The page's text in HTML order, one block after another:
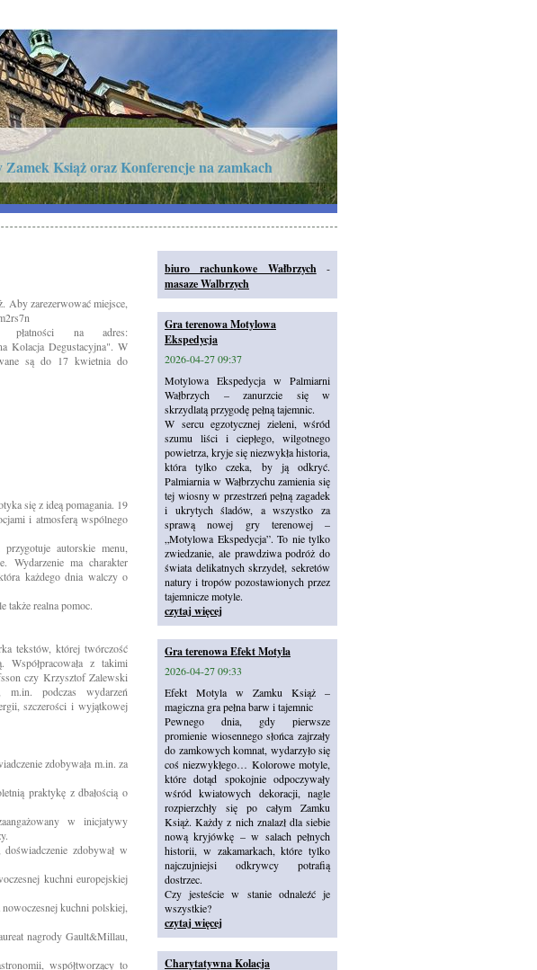
Książ oraz Konferencje na zamkach
Aby zarezerwować miejsce,
płatności na adres:
Kolacja Degustacyjna". W
są do 17 kwietnia do
się z ideą pomagania. 19
i atmosferą wspólnego
autorskie menu,
Wydarzenie ma charakter
każdego dnia walczy o
także realna pomoc.
tekstów, której twórczość
Współpracowała z takimi
czy Krzysztof Zalewski
m.in. podczas wydarzeń
szczerości i wyjątkowej
zdobywała m.in. za
praktykę z dbałością o
w inicjatywy
zdobywał w
kuchni europejskiej
kuchni polskiej,
nagrody Gault&Millau,
współtworzący to
biuro rachunkowe Wałbrzych -
masaze Walbrzych
Gra terenowa Motylowa
Ekspedycja
2026-04-27 09:37
Motylowa Ekspedycja w Palmiarni
Wałbrzych – zanurzcie się w
skrzydlatą przygodę pełną tajemnic.
W sercu egzotycznej zieleni, wśród
szumu liści i ciepłego, wilgotnego
powietrza, kryje się niezwykła historia,
która tylko czeka, by ją odkryć.
Palmiarnia w Wałbrzychu zamienia się
tej wiosny w przestrzeń pełną zagadek
i ukrytych śladów, a wszystko za
sprawą nowej gry terenowej –
„Motylowa Ekspedycja”. To nie tylko
zwiedzanie, ale prawdziwa podróż do
świata delikatnych skrzydeł, sekretów
natury i tropów pozostawionych przez
tajemnicze motyle.
czytaj więcej
Gra terenowa Efekt Motyla
2026-04-27 09:33
Efekt Motyla w Zamku Książ –
magiczna gra pełna barw i tajemnic
Pewnego dnia, gdy pierwsze
promienie wiosennego słońca zajrzały
do zamkowych komnat, wydarzyło się
coś niezwykłego… Kolorowe motyle,
które dotąd spokojnie odpoczywały
wśród kwiatowych dekoracji, nagle
rozpierzchły się po całym Zamku
Książ. Każdy z nich znalazł dla siebie
nową kryjówkę – w salach pełnych
historii, w zakamarkach, które tylko
najczujniejsi odkrywcy potrafią
dostrzec.
Czy jesteście w stanie odnaleźć je
wszystkie?
czytaj więcej
Charytatywna Kolacja